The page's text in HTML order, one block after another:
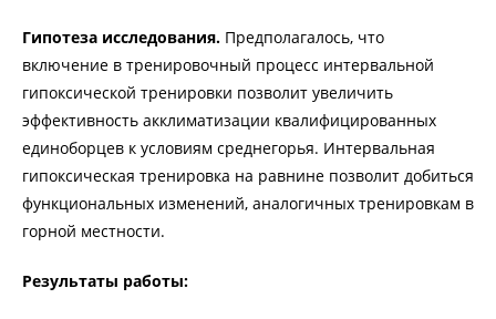
Гипотеза исследования. Предполагалось, что
включение в тренировочный процесс интервальной
гипоксической тренировки позволит увеличить
эффективность акклиматизации квалифицированных
единоборцев к условиям среднегорья. Интервальная
гипоксическая тренировка на равнине позволит добиться
функциональных изменений, аналогичных тренировкам в
горной местности.
Результаты работы: